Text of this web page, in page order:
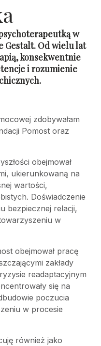
w
Gestalt. Od wielu lat
konsekwentnie
i rozumienie
zdobywałam
Pomost oraz
obejmował
ukierunkowaną na
wartości,
Doświadczenie
bezpiecznej relacji,
w
obejmował pracę
zakłady
readaptacyjnym
się na
poczucia
w procesie
również jako